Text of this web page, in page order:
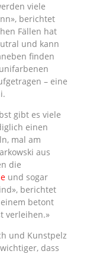
viele
berichtet
Fällen hat
und kann
finden
– eine
gibt es viele
einen
mal am
aus
die
und sogar
berichtet
einem betont
verleihen.»
und Kunstpelz
dass